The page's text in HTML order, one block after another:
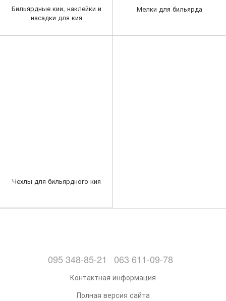
Бильярдные кии, наклейки и
насадки для кия
Мелки для бильярда
Чехлы для бильярдного кия
095 348-85-21 063 611-09-78
Контактная информация
Полная версия сайта